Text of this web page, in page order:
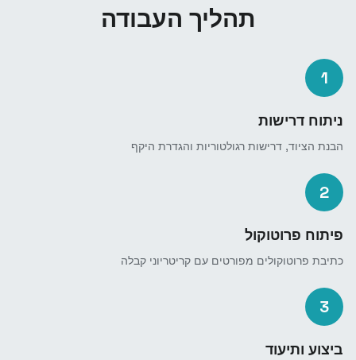
תהליך העבודה
1
ניתוח דרישות
הבנת הציוד, דרישות רגולטוריות והגדרת היקף
2
פיתוח פרוטוקול
כתיבת פרוטוקולים מפורטים עם קריטריוני קבלה
3
ביצוע ותיעוד